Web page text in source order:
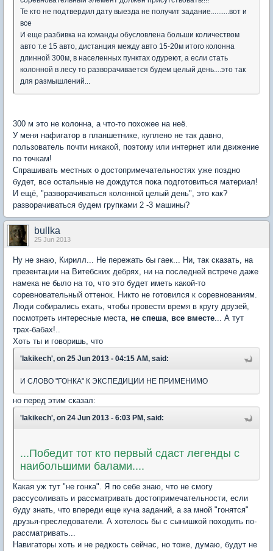
Те кто не подтвердил дату выезда не получит задание..........вот и
все
И еще разбивка на команды обусловлена больши количеством
авто т.е 15 авто, дистанция между авто 15-20м итого колонна
длинной 300м, в населенных пунктах одуреют, а если стать
колонной в лесу то разворачивается будем целый день....это так
для размышлений...
300 м это не колонна, а что-то похожее на неё.
У меня нафигатор в планшетнике, куплено не так давно,
пользователь почти никакой, поэтому или интернет или движение
по точкам!
Спрашивать местных о достопримечательностях уже поздно
будет, все остальные не дождутся пока подготовиться материал!
И ещё, "разворачиваться колонной целый день", это как?
разворачиваться будем групками 2 -3 машины?
bullka
25 Jun 2013
Ну не знаю, Кирилл... Не пережать бы гаек... Ни, так сказать, на
презентации на Витебских дебрях, ни на последней встрече даже
намека не было на то, что это будет иметь какой-то
соревновательный оттенок. Никто не готовился к соревнованиям.
Люди собирались ехать, чтобы провести время в кругу друзей,
посмотреть интересные места, не спеша все вместе ... А тут
трах-бабах!..
Хоть ты и говоришь, что
'lakikech', on 25 Jun 2013 - 04:15 AM, said:
И СЛОВО "ГОНКА" К ЭКСПЕДИЦИИ НЕ ПРИМЕНИМО
но перед этим сказал:
'lakikech', on 24 Jun 2013 - 6:03 PM, said:
...Победит тот кто первый сдаст легенды с
наибольшими балами....
Какая уж тут "не гонка". Я по себе знаю, что не смогу
рассусоливать и рассматривать достопримечательности, если
буду знать, что впереди еще куча заданий, а за мной "гонятся"
друзья-преследователи. А хотелось бы с сынишкой походить по-
рассматривать...
Навигаторы хоть и не редкость сейчас, но тоже, думаю, будут не